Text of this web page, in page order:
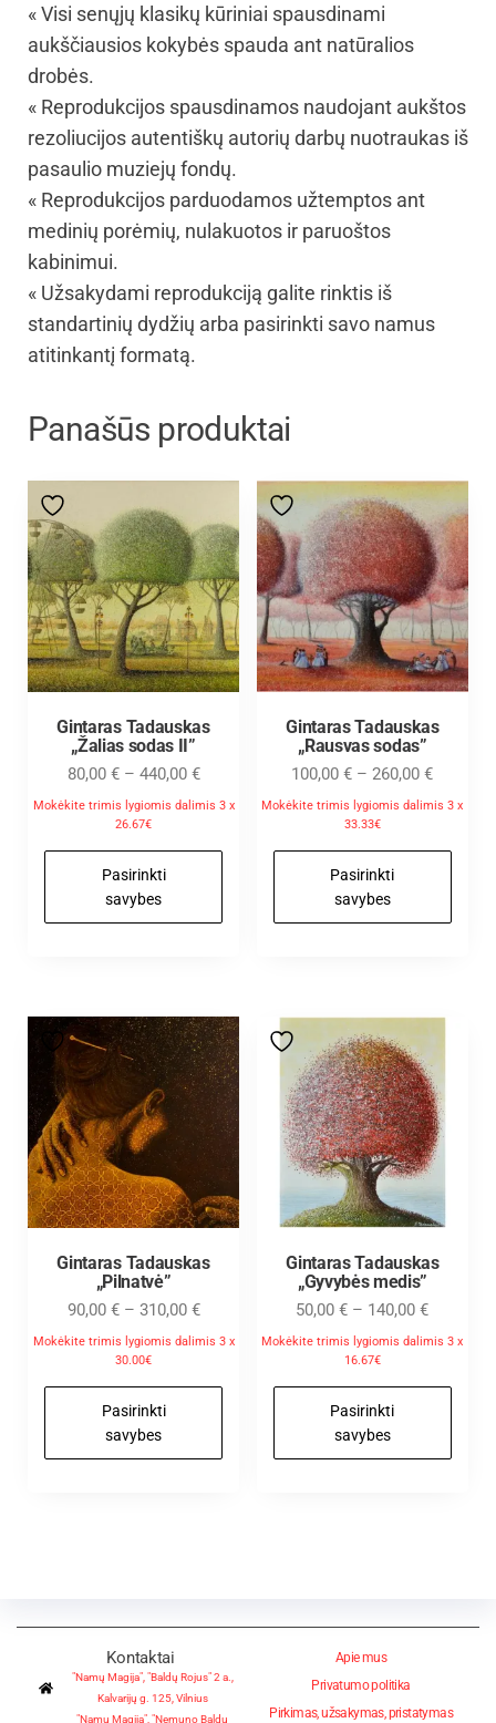
« Visi senųjų klasikų kūriniai spausdinami
aukščiausios kokybės spauda ant natūralios
drobės.
« Reprodukcijos spausdinamos naudojant aukštos
rezoliucijos autentiškų autorių darbų nuotraukas iš
pasaulio muziejų fondų.
« Reprodukcijos parduodamos užtemptos ant
medinių porėmių, nulakuotos ir paruoštos
kabinimui.
« Užsakydami reprodukciją galite rinktis iš
standartinių dydžių arba pasirinkti savo namus
atitinkantį formatą.
Panašūs produktai
Gintaras Tadauskas
„Žalias sodas II”
80,00 € – 440,00 €
Mokėkite trimis lygiomis dalimis 3 x
26.67€
Pasirinkti
savybes
Gintaras Tadauskas
„Rausvas sodas”
100,00€ – 260,00€
Mokėkite trimis lygiomis dalimis 3 x
33.33€
Pasirinkti
savybes
Gintaras Tadauskas
„Pilnatvė”
90,00 € – 310,00 €
Mokėkite trimis lygiomis dalimis 3 x
30.00€
Pasirinkti
savybes
Gintaras Tadauskas
„Gyvybės medis”
50,00€ – 140,00€
Mokėkite trimis lygiomis dalimis 3 x
16.67€
Pasirinkti
savybes
Kontaktai
"Namų Magija", "Baldų Rojus" 2 a.,
Kalvarijų g. 125, Vilnius
"Namų Magija", "Nemuno Baldų
Apie mus
Privatumo politika
Pirkimas, užsakymas, pristatymas